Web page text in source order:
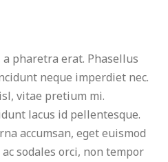
pharetra erat. Phasellus
neque imperdiet nec.
vitae pretium mi.
lacus id pellentesque.
accumsan, eget euismod
sodales orci, non tempor